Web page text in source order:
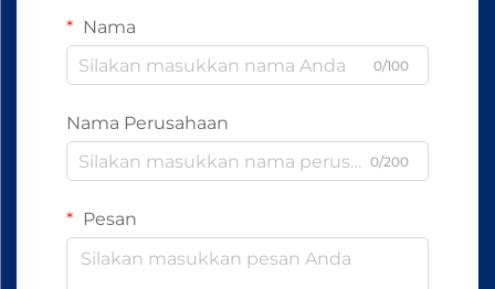
Nama
0/100
Nama Perusahaan
0/200
Pesan